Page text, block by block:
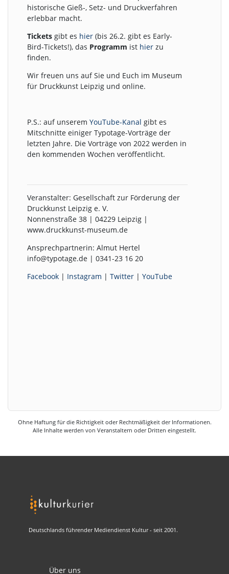
historische Gieß-, Setz- und Druckverfahren
erlebbar macht.
Tickets gibt es hier (bis 26.2. gibt es Early-
Bird-Tickets!), das Programm ist hier zu
finden.
Wir freuen uns auf Sie und Euch im Museum
für Druckkunst Leipzig und online.
P.S.: auf unseremYouTube-Kanal gibt es
Mitschnitte einiger Typotage-Vorträge der
letzten Jahre. Die Vorträge von 2022 werden in
den kommenden Wochen veröffentlicht.
Veranstalter: Gesellschaft zur Förderung der
Druckkunst Leipzig e. V.
Nonnenstraße 38 | 04229 Leipzig |
www.druckkunst-museum.de
Ansprechpartnerin: Almut Hertel
info@typotage.de | 0341-23 16 20
Facebook | Instagram |Twitter |YouTube
Ohne Haftung für die Richtigkeit oder Rechtmäßigkeit der Informationen.
Alle Inhalte werden von Veranstaltern oder Dritten eingestellt.
Deutschlands führender Mediendienst Kultur - seit 2001.
Über uns